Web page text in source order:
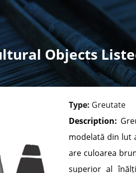
Objects
Type: Greutate
Description:
modelată din lut
are culoarea
superior al